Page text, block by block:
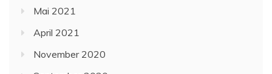
Mai 2021
April 2021
November 2020